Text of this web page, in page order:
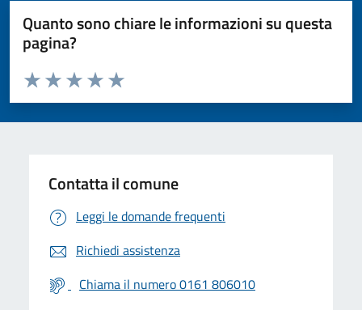
Quanto sono chiare le informazioni su questa
pagina?
Valuta da 1 a 5 stelle la pagina
Valuta 5 stelle su 5
Valuta 4 stelle su 5
Valuta 3 stelle su 5
Valuta 2 stelle su 5
Valuta 1 stelle su 5
Contatta il comune
Leggi le domande frequenti
Richiedi assistenza
Chiama il numero 0161 806010